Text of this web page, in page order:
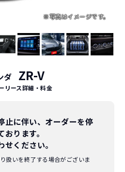
ダ ZR-V
リース詳細 ・料金
止に伴い、オーダーを停
ります。
ください。
扱いを終了する場合がございま